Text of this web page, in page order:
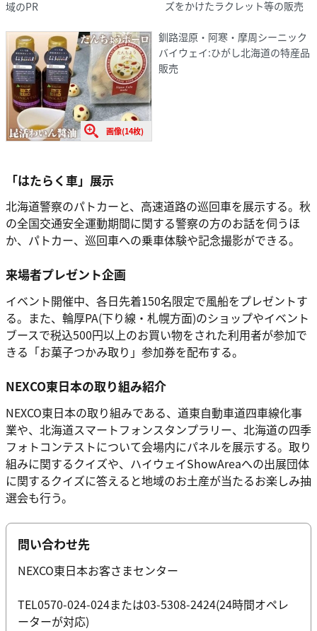
域のPR ズをかけたラクレット等の販売
画像(14枚)
釧路湿原・阿寒・摩周シーニック
バイウェイ:ひがし北海道の特産品
販売
「はたらく車」展示
北海道警察のパトカーと、高速道路の巡回車を展示する。秋
の全国交通安全運動期間に関する警察の方のお話を伺うほ
か、パトカー、巡回車への乗車体験や記念撮影ができる。
来場者プレゼント企画
イベント開催中、各日先着150名限定で風船をプレゼントす
る。また、輪厚PA(下り線・札幌方面)のショップやイベント
ブースで税込500円以上のお買い物をされた利用者が参加で
きる「お菓子つかみ取り」参加券を配布する。
NEXCO東日本の取り組み紹介
NEXCO東日本の取り組みである、道東自動車道四車線化事
業や、北海道スマートフォンスタンプラリー、北海道の四季
フォトコンテストについて会場内にパネルを展示する。取り
組みに関するクイズや、ハイウェイShowAreaへの出展団体
に関するクイズに答えると地域のお土産が当たるお楽しみ抽
選会も行う。
問い合わせ先
NEXCO東日本お客さまセンター
TEL0570-024-024または03-5308-2424(24時間オペレ
ーターが対応)